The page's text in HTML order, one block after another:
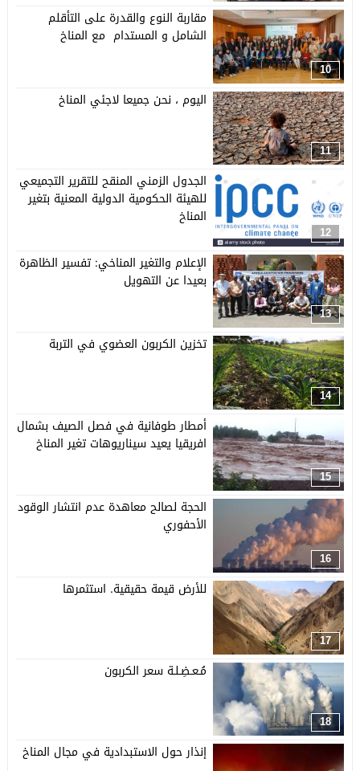
10
مقاربة النوع والقدرة على التأقلم
الشامل و المستدام مع المناخ
11
اليوم ، نحن جميعا لاجئي المناخ
12
الجدول الزمني المنقح للتقرير التجميعي
للهيئة الحكومية الدولية المعنية بتغير
المناخ
13
الإعلام والتغير المناخي: تفسير الظاهرة
بعيدا عن التهويل
14
تخزين الكربون العضوي في التربة
15
أمطار طوفانية في فصل الصيف بشمال
افريقيا يعيد سيناريوهات تغير المناخ
16
الحجة لصالح معاهدة عدم انتشار الوقود
الأحفوري
17
للأرض قيمة حقيقية. استثمرها
18
مُـعـضِـلـة سعر الكربون
إنذار حول الاستبدادية في مجال المناخ